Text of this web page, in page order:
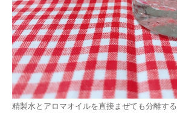
精製水とアロマオイルを直接まぜても分離する